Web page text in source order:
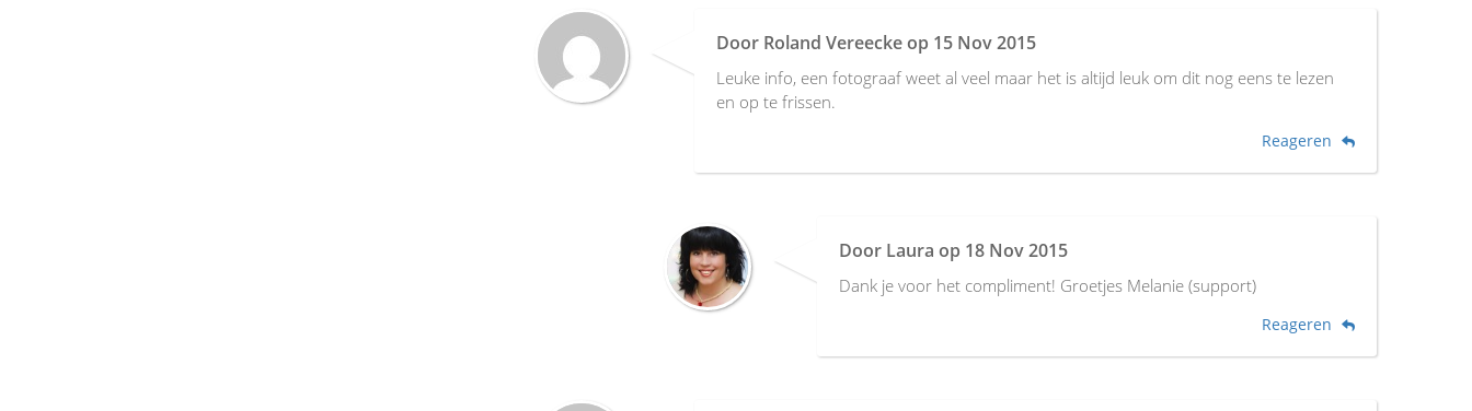
DoorRoland Vereeckeop 15 Nov 2015
Leuke info, een fotograaf weet al veel maar het is altijd leuk om dit nog eens te lezen
en op te frissen.
Reageren
Door Laura op 18 Nov 2015
Dank je voor het compliment! Groetjes Melanie (support)
Reageren